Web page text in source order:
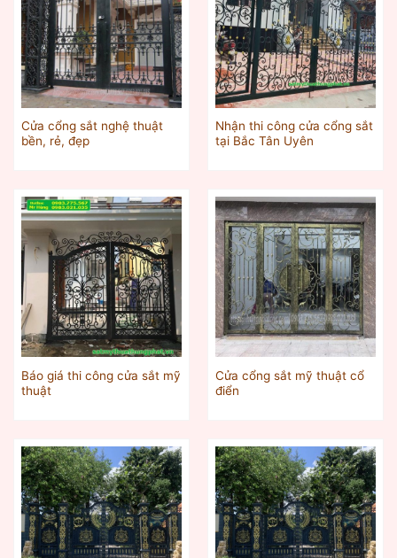
Cửa cổng sắt nghệ thuật
bền, rẻ, đẹp
Nhận thi công cửa cổng sắt
tại Bắc Tân Uyên
Báo giá thi công cửa sắt mỹ
thuật
Cửa cổng sắt mỹ thuật cổ
điển